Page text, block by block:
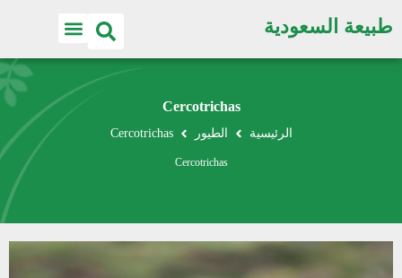
طبيعة السعودية
Cercotrichas
الرئيسية الطيور Cercotrichas
Cercotrichas